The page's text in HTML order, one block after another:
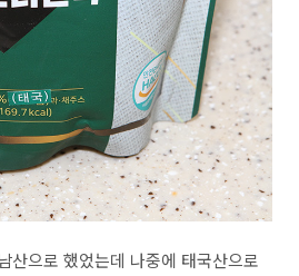
산으로 했었는데 나중에 태국산으로